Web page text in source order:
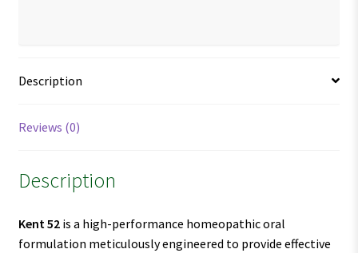
Description
Reviews (0)
Description
Kent 52is a high-performance homeopathic oral
formulation meticulously engineered to provide effective